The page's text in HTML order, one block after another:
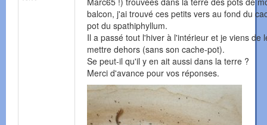
balcon, j'ai trouvé ces petits vers au fond du
pot du spathiphyllum.
Il a passé tout l'hiver à l'intérieur et je viens de
mettre dehors (sans son cache-pot).
Se peut-il qu'il y en ait aussi dans la terre ?
Merci d'avance pour vos réponses.